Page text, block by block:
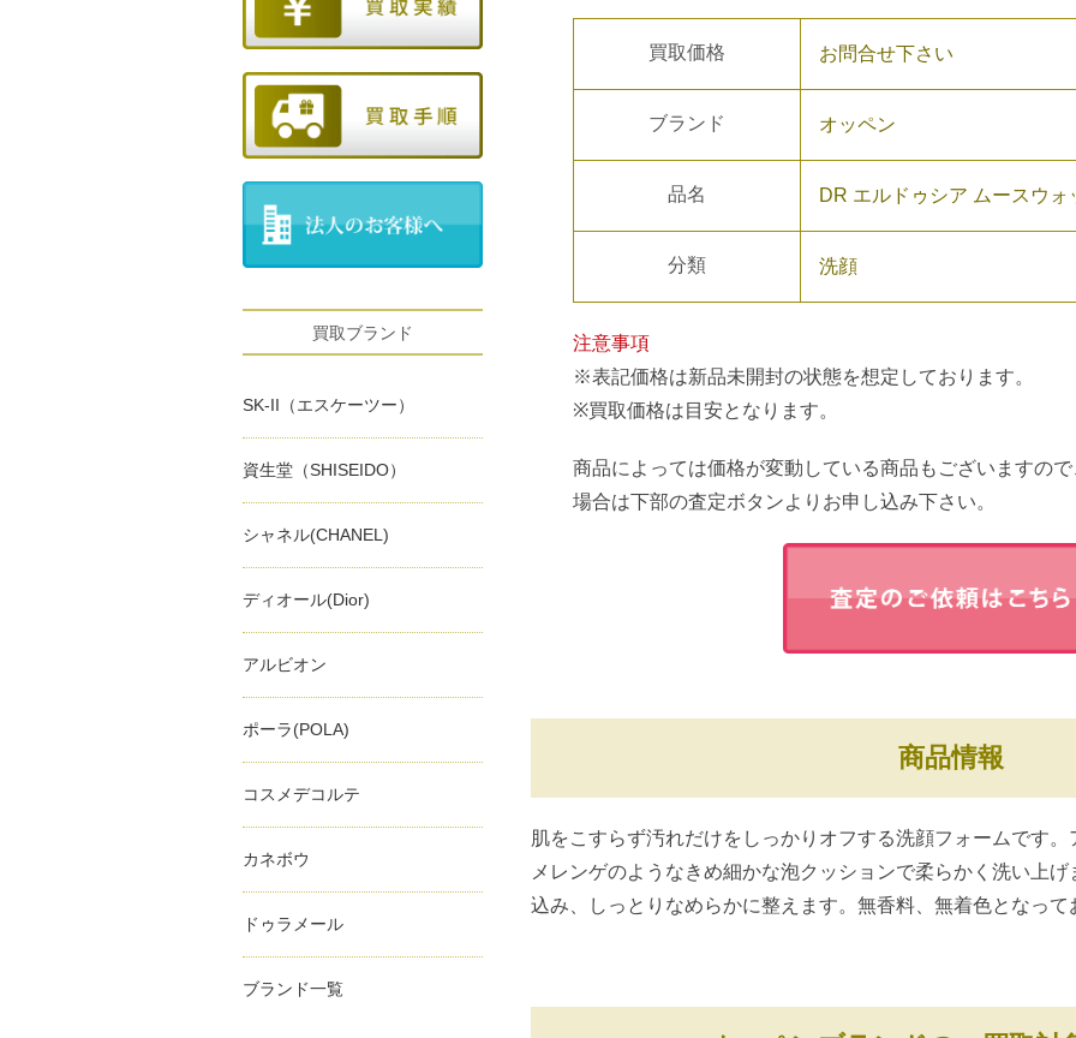
買取価格 お問合せ下さい
ブランド オッペン
品名 DR エルドゥシア ムースウォ
分類 洗顔
注意事項
※表記価格は新品未開封の状態を想定しております。
※買取価格は目安となります。
商品によっては価格が変動している商品もございますの
場合は下部の査定ボタンよりお申し込み下さい。
商品情報
肌をこすらず汚れだけをしっかりオフする洗顔フォームです。
メレンゲのようなきめ細かな泡クッションで柔らかく洗い上
込み、しっとりなめらかに整えます。無香料、無着色となって
買取ブランド
SK-II（エスケーツー）
資生堂（SHISEIDO）
シャネル(CHANEL)
ディオール(Dior)
アルビオン
ポーラ(POLA)
コスメデコルテ
カネボウ
ドゥラメール
ブランド一覧